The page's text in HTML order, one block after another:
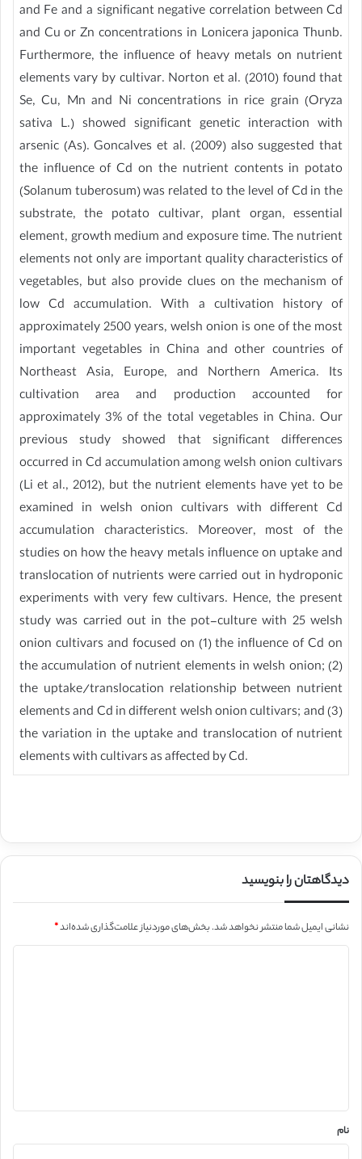
and Fe and a significant negative correlation between Cd
and Cu or Zn concentrations in Lonicera japonica Thunb.
Furthermore, the influence of heavy metals on nutrient
elements vary by cultivar. Norton et al. (2010) found that
Se, Cu, Mn and Ni concentrations in rice grain (Oryza
sativa L.) showed significant genetic interaction with
arsenic (As). Goncalves et al. (2009) also suggested that
the influence of Cd on the nutrient contents in potato
(Solanum tuberosum) was related to the level of Cd in the
substrate, the potato cultivar, plant organ, essential
element, growth medium and exposure time. The nutrient
elements not only are important quality characteristics of
vegetables, but also provide clues on the mechanism of
low Cd accumulation. With a cultivation history of
approximately 2500 years, welsh onion is one of the most
important vegetables in China and other countries of
Northeast Asia, Europe, and Northern America. Its
cultivation area and production accounted for
approximately 3% of the total vegetables in China. Our
previous study showed that significant differences
occurred in Cd accumulation among welsh onion cultivars
(Li et al., 2012), but the nutrient elements have yet to be
examined in welsh onion cultivars with different Cd
accumulation characteristics. Moreover, most of the
studies on how the heavy metals influence on uptake and
translocation of nutrients were carried out in hydroponic
experiments with very few cultivars. Hence, the present
study was carried out in the pot-culture with 25 welsh
onion cultivars and focused on (1) the influence of Cd on
the accumulation of nutrient elements in welsh onion; (2)
the uptake/translocation relationship between nutrient
elements and Cd in different welsh onion cultivars; and (3)
the variation in the uptake and translocation of nutrient
elements with cultivars as affected by Cd.
دیدگاهتان را بنویسید
نشانی ایمیل شما منتشر نخواهد شد.بخش‌های موردنیاز علامت‌گذاری شده‌اند*
نام